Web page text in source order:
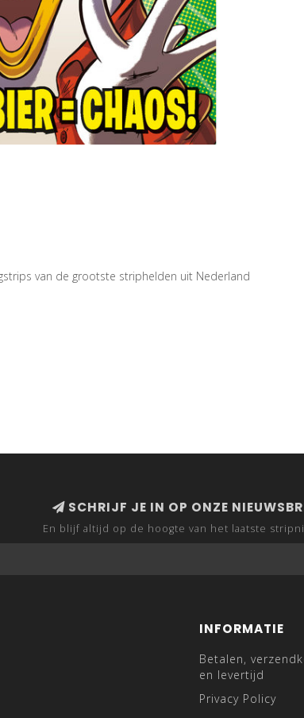
van de grootste striphelden uit Nederland
SCHRIJF JE IN OP ONZE
En blijf altijd op de hoogte van het laatste
INFORMATIE
Betalen,
en levertijd
Privacy Policy